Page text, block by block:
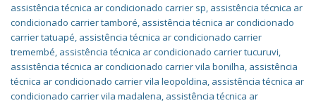
assistência técnica ar condicionado carrier sp, assistência técnica ar
condicionado carrier tamboré, assistência técnica ar condicionado
carrier tatuapé, assistência técnica ar condicionado carrier
tremembé, assistência técnica ar condicionado carrier tucuruvi,
assistência técnica ar condicionado carrier vila bonilha, assistência
técnica ar condicionado carrier vila leopoldina, assistência técnica ar
condicionado carrier vila madalena, assistência técnica ar